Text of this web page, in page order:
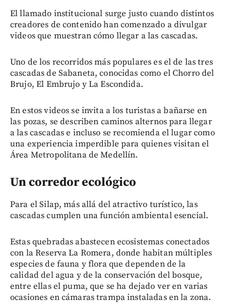
El llamado institucional surge justo cuando distintos
creadores de contenido han comenzado a divulgar
videos que muestran cómo llegar a las cascadas.
Uno de los recorridos más populares es el de las tres
cascadas de Sabaneta, conocidas como el Chorro del
Brujo, El Embrujo y La Escondida.
En estos videos se invita a los turistas a bañarse en
las pozas, se describen caminos alternos para llegar
a las cascadas e incluso se recomienda el lugar como
una experiencia imperdible para quienes visitan el
Área Metropolitana de Medellín.
Un corredor ecológico
Para el Silap, más allá del atractivo turístico, las
cascadas cumplen una función ambiental esencial.
Estas quebradas abastecen ecosistemas conectados
con la Reserva La Romera, donde habitan múltiples
especies de fauna y flora que dependen de la
calidad del agua y de la conservación del bosque,
entre ellas el puma, que se ha dejado ver en varias
ocasiones en cámaras trampa instaladas en la zona.